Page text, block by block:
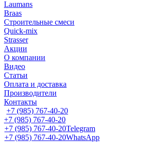
Laumans
Braas
Строительные смеси
Quick-mix
Strasser
Акции
О компании
Видео
Статьи
Оплата и доставка
Производители
Контакты
+7 (985) 767-40-20
+7 (985) 767-40-20
+7 (985) 767-40-20Telegram
+7 (985) 767-40-20WhatsApp